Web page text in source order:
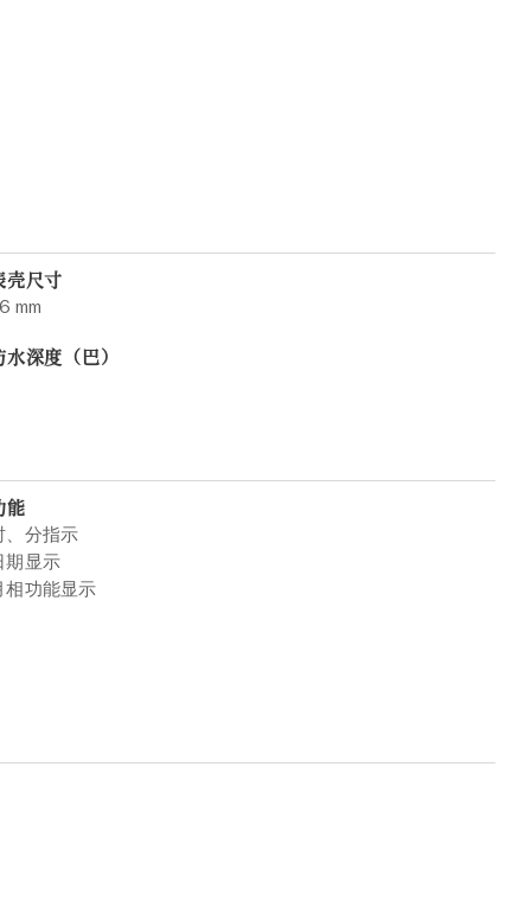
壳尺寸
mm
水深度（巴）
能
、分指示
期显示
相功能显示